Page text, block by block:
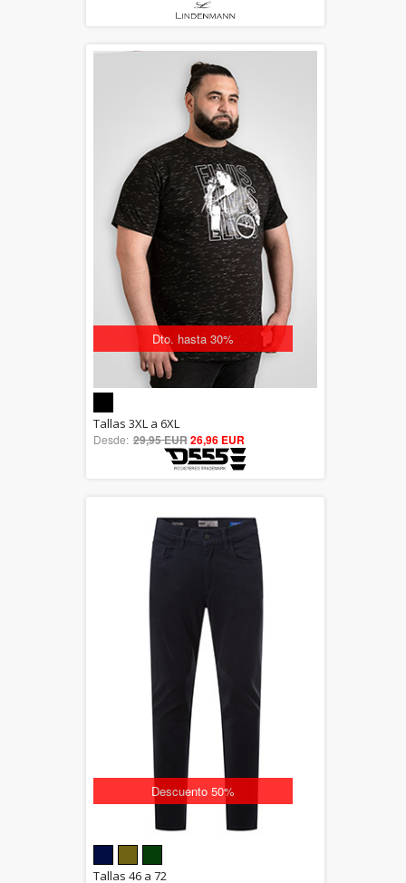
Dto. hasta 30%
5.00
out of 5
Tallas 3XL a 6XL
Desde: 29,95 EUR26,96 EUR
Descuento 50%
Tallas 46 a 72